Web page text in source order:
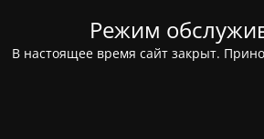
Режим
В настоящее время сайт закрыт.